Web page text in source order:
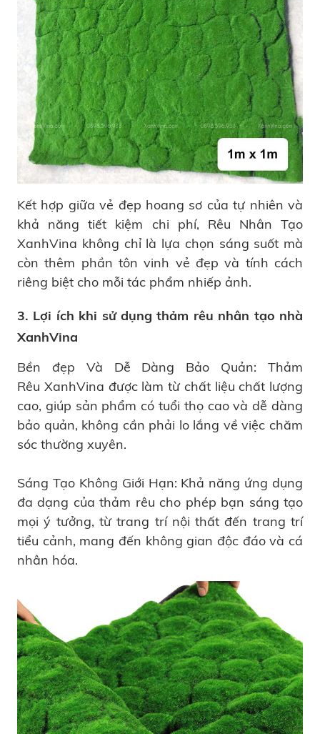
Kết hợp giữa vẻ đẹp hoang sơ của tự nhiên và
khả năng tiết kiệm chi phí, Rêu Nhân Tạo
XanhVina không chỉ là lựa chọn sáng suốt mà
còn thêm phần tôn vinh vẻ đẹp và tính cách
riêng biệt cho mỗi tác phẩm nhiếp ảnh.
3. Lợi ích khi sử dụng thảm rêu nhân tạo nhà
XanhVina
Bền đẹp Và Dễ Dàng Bảo Quản: Thảm
Rêu XanhVina được làm từ chất liệu chất lượng
cao, giúp sản phẩm có tuổi thọ cao và dễ dàng
bảo quản, không cần phải lo lắng về việc chăm
sóc thường xuyên.
Sáng Tạo Không Giới Hạn: Khả năng ứng dụng
đa dạng của thảm rêu cho phép bạn sáng tạo
mọi ý tưởng, từ trang trí nội thất đến trang trí
tiểu cảnh, mang đến không gian độc đáo và cá
nhân hóa.